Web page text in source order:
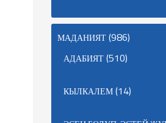
МАДАНИЯТ(986)
АДАБИЯТ(510)
КЫЛКАЛЕМ(14)